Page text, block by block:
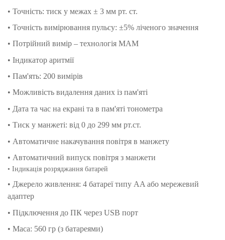
• Точність: тиск у межах ± 3 мм рт. ст.
• Точність вимірювання пульсу: ±5% ліченого значення
• Потрійний вимір – технологія МАМ
• Індикатор аритмії
• Пам'ять: 200 вимірів
• Можливість видалення даних із пам'яті
• Дата та час на екрані та в пам'яті тонометра
• Тиск у манжеті: від 0 до 299 мм рт.ст.
• Автоматичне накачування повітря в манжету
• Автоматичний випуск повітря з манжети
• Індикація розряджання батарей
• Джерело живлення: 4 батареї типу AA або мережевий
адаптер
• Підключення до ПК через USB порт
• Маса: 560 гр (з батареями)